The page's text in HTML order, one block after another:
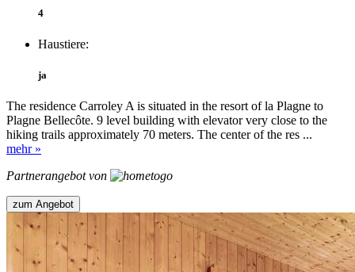
4
Haustiere:
ja
The residence Carroley A is situated in the resort of la Plagne to
Plagne Bellecôte. 9 level building with elevator very close to the
hiking trails approximately 70 meters. The center of the res ...
mehr »
Partnerangebot von
zum Angebot